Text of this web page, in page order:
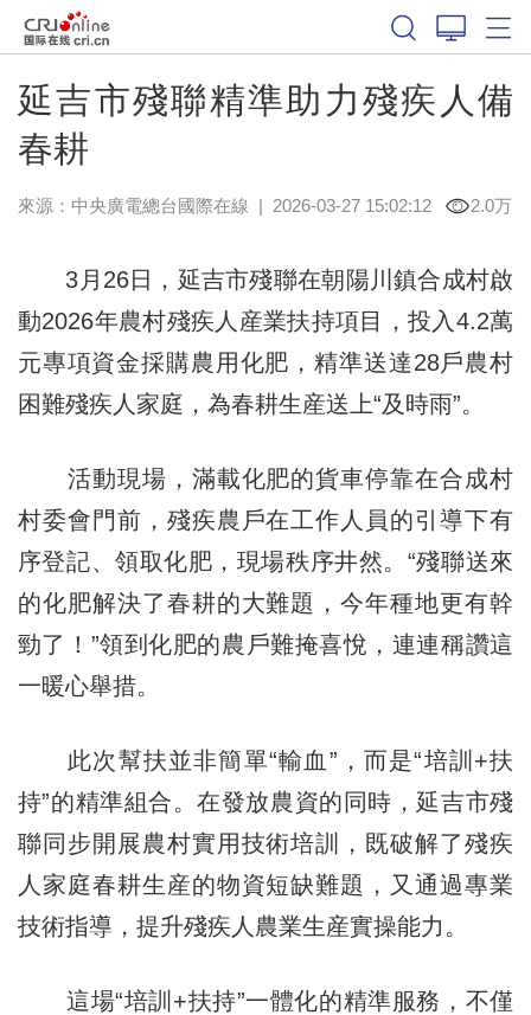
延吉市殘聯精準助力殘疾人備
春耕
來源：中央廣電總台國際在線 | 2026-03-27 15:02:12 2.0万
3月26日，延吉市殘聯在朝陽川鎮合成村啟
動2026年農村殘疾人産業扶持項目，投入4.2萬
元專項資金採購農用化肥，精準送達28戶農村
困難殘疾人家庭，為春耕生産送上“及時雨”。
活動現場，滿載化肥的貨車停靠在合成村
村委會門前，殘疾農戶在工作人員的引導下有
序登記、領取化肥，現場秩序井然。“殘聯送來
的化肥解決了春耕的大難題，今年種地更有幹
勁了！”領到化肥的農戶難掩喜悅，連連稱讚這
一暖心舉措。
此次幫扶並非簡單“輸血”，而是“培訓+扶
持”的精準組合。在發放農資的同時，延吉市殘
聯同步開展農村實用技術培訓，既破解了殘疾
人家庭春耕生産的物資短缺難題，又通過專業
技術指導，提升殘疾人農業生産實操能力。
這場“培訓+扶持”一體化的精準服務，不僅